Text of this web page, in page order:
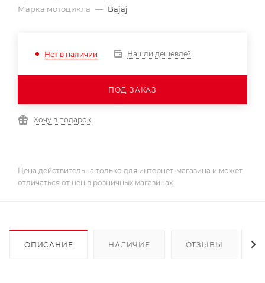
Марка мотоцикла — Bajaj
Нет в наличии Нашли дешевле?
ПОД ЗАКАЗ
Хочу в подарок
Цена действительна только для интернет-магазина и может
отличаться от цен в розничных магазинах
ОПИСАНИЕ НАЛИЧИЕ ОТЗЫВЫ